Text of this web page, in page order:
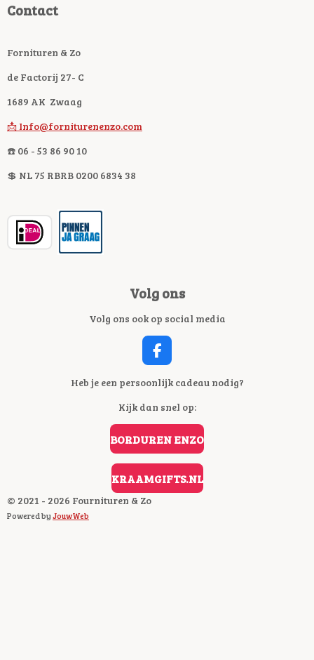
Contact
Fornituren & Zo
de Factorij 27- C
1689 AK Zwaag
📩 Info@forniturenenzo.com
☎️ 06 - 53 86 90 10
💲 NL 75 RBRB 0200 6834 38
Volg ons
Volg ons ook op social media
F
A
C
B
O
O
Heb je een persoonlijk cadeau nodig?
Kijk dan snel op:
BORDUREN ENZO
KRAAMGIFTS.NL
© 2021 - 2026 Fournituren & Zo
Powered byJouwWeb